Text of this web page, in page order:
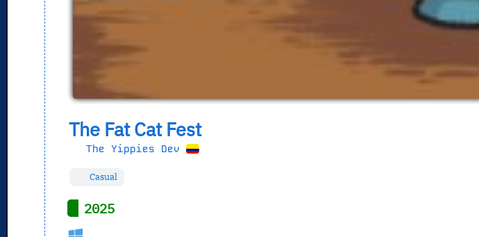
The Fat Cat Fest
The Yippies Dev
Casual
2025